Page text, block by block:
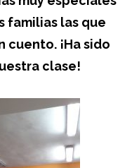
familias las que
cuento. ¡Ha sido
clase!